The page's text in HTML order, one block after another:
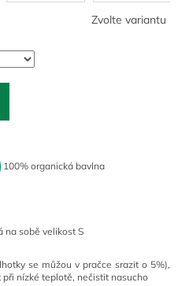
Zvolte variantu
100% organická bavlna
na sobě velikost S
se můžou v pračce srazit o 5%),
nízké teplotě, nečistit nasucho